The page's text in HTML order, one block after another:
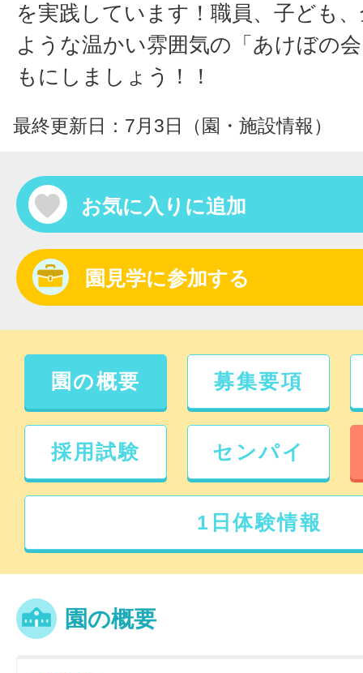
を実践しています！職員、子ども
ような温かい雰囲気の「あけぼの
もにしましょう！！
最終更新日：7月3日（園・施設情報）
お気に入りに追加
園見学に参加する
園の概要 募集要項
採用試験 センパイ
1日体験情報
園の概要